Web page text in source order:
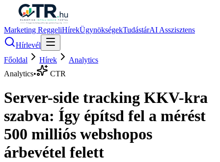
Marketing ReggeliHírekÜgynökségekTudástárAI Asszisztens
Hírlevél
Főoldal
Hírek
Analytics
Analytics• CTR
Server-side tracking KKV-kra
szabva: Így építsd fel a mérést
500 milliós webshopos
árbevétel felett